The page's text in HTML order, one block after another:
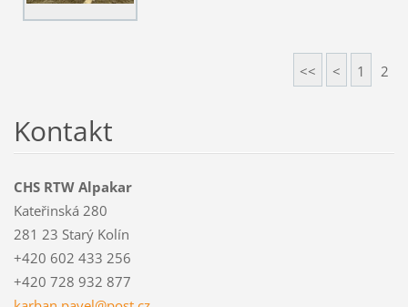
<< < 1 2
Kontakt
CHS RTW Alpakar
Kateřinská 280
281 23 Starý Kolín
+420 602 433 256
+420 728 932 877